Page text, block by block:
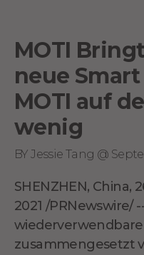
MOTI
neue
MOTI auf
wenig
BY Jessie Tang @
SHENZHEN, China,
2021 /PRNewswire/
zusammengesetzt